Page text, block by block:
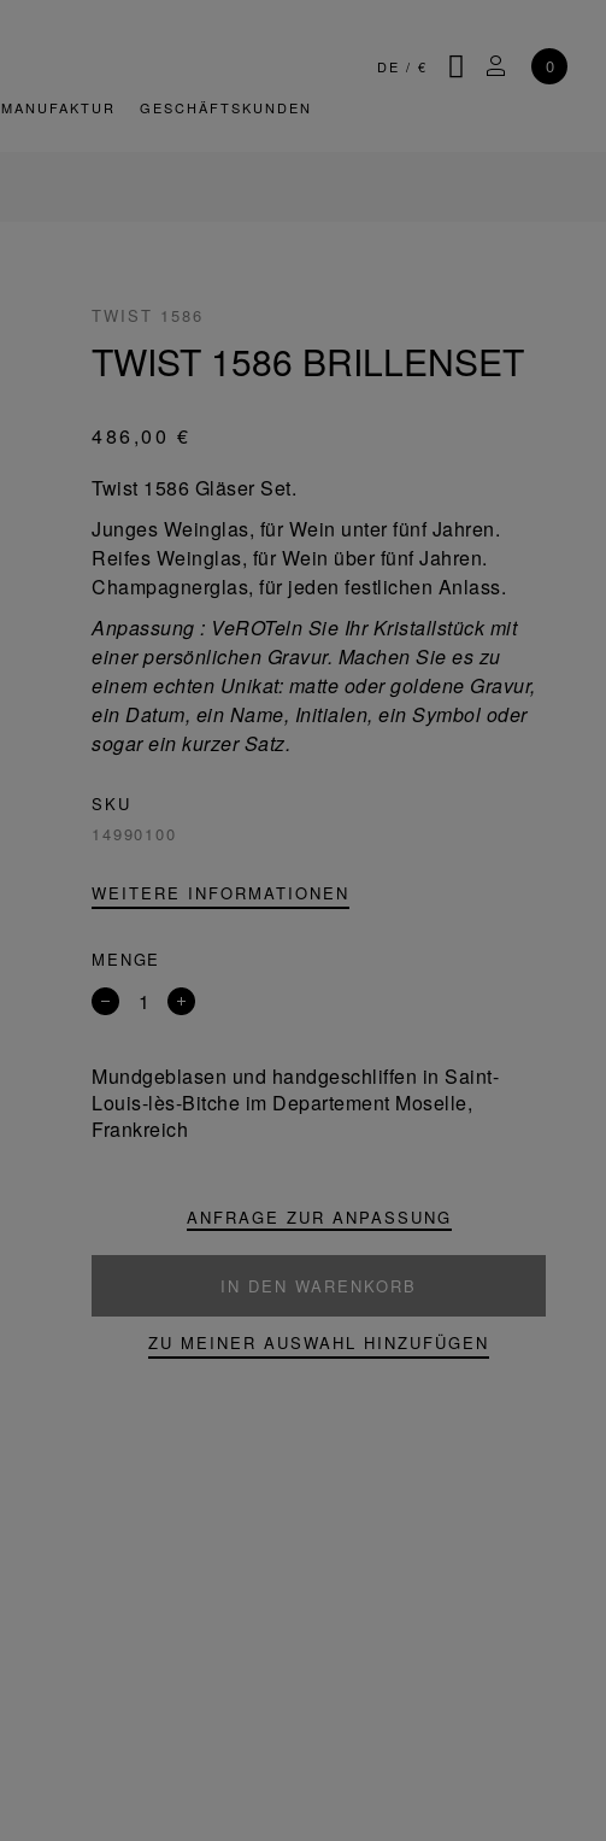
DE / € SUCHEMEIN
0
MANUFAKTUR GESCHÄFTSKUNDEN
TWIST 1586
TWIST 1586 BRILLENSET
486,00 €
Twist 1586 Gläser Set.
Junges Weinglas, für Wein unter fünf Jahren.
Reifes Weinglas, für Wein über fünf Jahren.
Champagnerglas, für jeden festlichen Anlass.
Anpassung: VeROTeln Sie Ihr Kristallstück mit
einer persönlichen Gravur. Machen Sie es zu
einem echten Unikat: matte oder goldene Gravur,
ein Datum, ein Name, Initialen, ein Symbol oder
sogar ein kurzer Satz.
SKU
14990100
WEITERE INFORMATIONEN
MENGE
Entfernen
Produkt
Ein
Mundgeblasen und handgeschliffen in Saint-
Louis-lès-Bitche im Departement Moselle,
Frankreich
ANFRAGE ZUR ANPASSUNG
IN DEN WARENKORB
ZU MEINER AUSWAHL HINZUFÜGEN